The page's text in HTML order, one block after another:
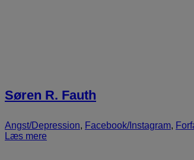
Søren R. Fauth
Angst/Depression, Facebook/Instagram,
Læs mere